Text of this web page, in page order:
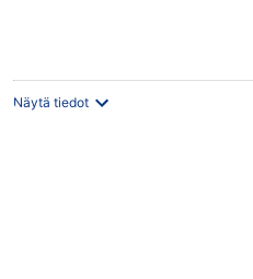
Näytä tiedot